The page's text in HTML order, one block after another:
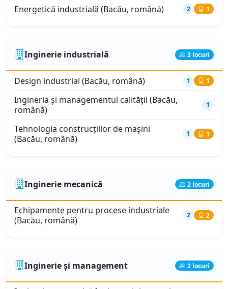
Energetică industrială (Bacău, română) 2 1
Inginerie industrială 3 locuri
Design industrial (Bacău, română) 1 1
Ingineria şi managementul calităţii (Bacău,
română)
1
Tehnologia construcţiilor de maşini
(Bacău, română)
1 1
Inginerie mecanică 2 locuri
Echipamente pentru procese industriale
(Bacău, română)
2 2
Inginerie și management 2 locuri